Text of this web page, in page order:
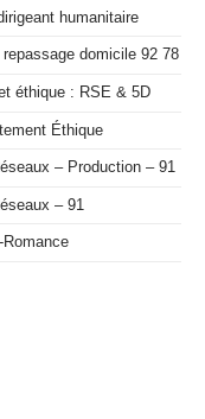
humanitaire
domicile 92 78
éthique : RSE & 5D
Éthique
– Production – 91
– 91
Romance